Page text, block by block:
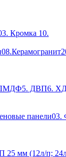
Кромка 10.
08.Керамогранит
5. ДВП6.
панели03.
25 мм (12л/п;